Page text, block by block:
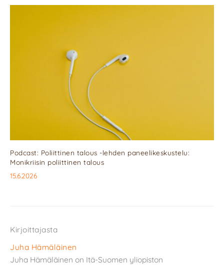
Podcast: Poliittinen talous -lehden paneelikeskustelu:
Monikriisin poliittinen talous
15.6.2026
Kirjoittajasta
Juha Hämäläinen
Juha Hämäläinen on Itä-Suomen yliopiston